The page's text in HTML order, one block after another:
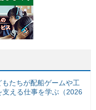
たちが配船ゲームや工
える仕事を学ぶ（2026